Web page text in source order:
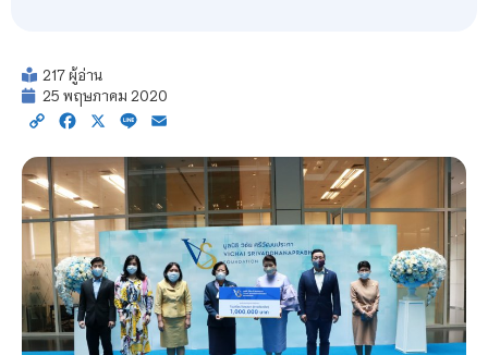
217 ผู้อ่าน
25 พฤษภาคม 2020
Copy Facebook
X Line